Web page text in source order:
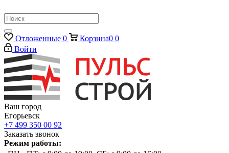
Отложенные 0 Корзина0 0
Войти
Ваш город
Егорьевск
+7 499 350 00 92
Заказать звонок
Режим работы: